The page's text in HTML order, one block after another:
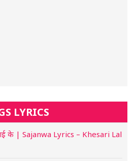
LYRICS
के | Sajanwa Lyrics – Khesari Lal